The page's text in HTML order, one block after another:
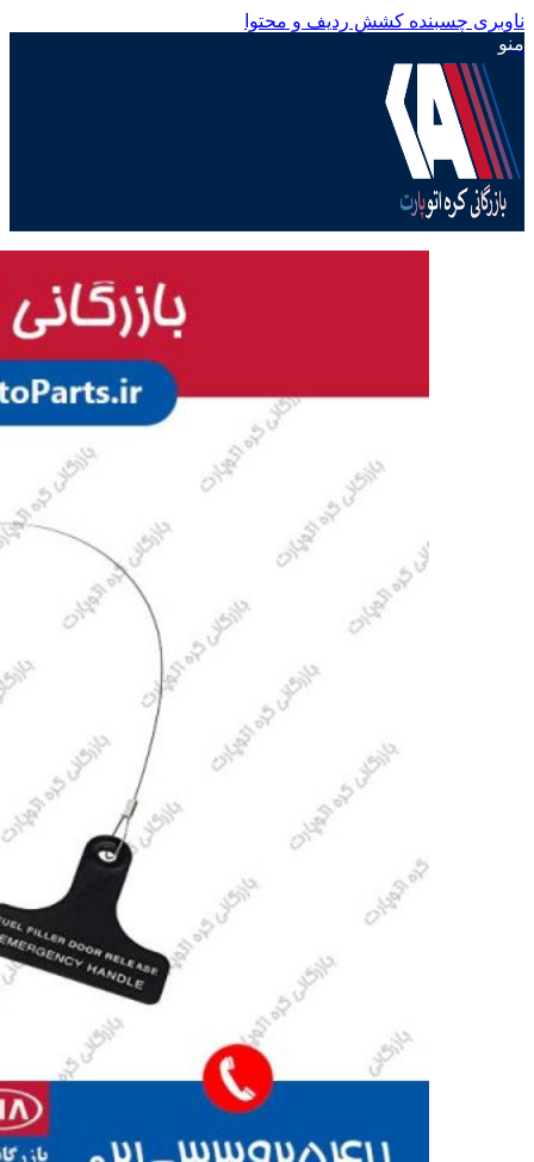
ناوبری چسبنده کشش ردیف و محتوا
منو